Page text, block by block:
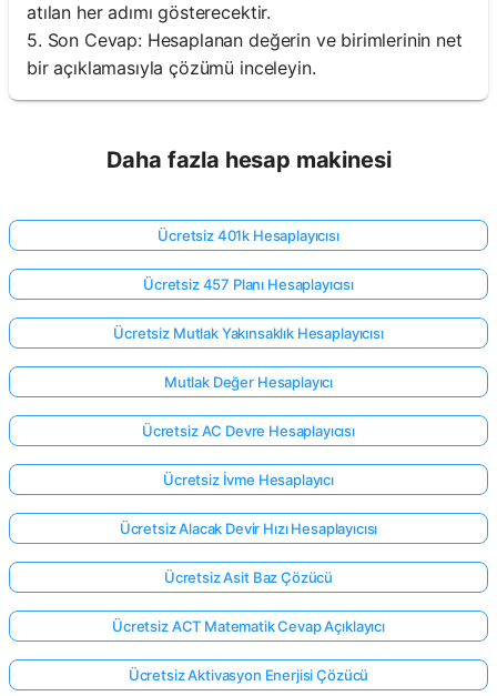
atılan her adımı gösterecektir.
5. Son Cevap: Hesaplanan değerin ve birimlerinin net
bir açıklamasıyla çözümü inceleyin.
Daha fazla hesap makinesi
Ücretsiz 401k Hesaplayıcısı
Ücretsiz 457 Planı Hesaplayıcısı
Ücretsiz Mutlak Yakınsaklık Hesaplayıcısı
Mutlak Değer Hesaplayıcı
Ücretsiz AC Devre Hesaplayıcısı
Ücretsiz İvme Hesaplayıcı
Ücretsiz Alacak Devir Hızı Hesaplayıcısı
Ücretsiz Asit Baz Çözücü
Ücretsiz ACT Matematik Cevap Açıklayıcı
Ücretsiz Aktivasyon Enerjisi Çözücü